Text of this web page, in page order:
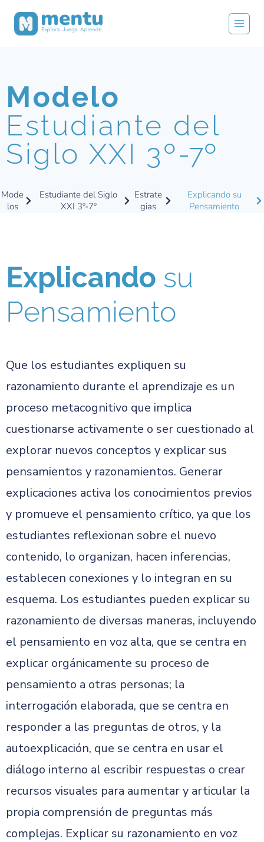
Modelo
Estudiante del
Siglo XXI 3º-7º
Mode
los
Estudiante del Siglo
XXI 3º-7º
Estrate
gias
Explicando su
Pensamiento
Explicando su
Pensamiento
Que los estudiantes expliquen su
razonamiento durante el aprendizaje es un
proceso metacognitivo que implica
cuestionarse activamente o ser cuestionado al
explorar nuevos conceptos y explicar sus
pensamientos y razonamientos. Generar
explicaciones activa los conocimientos previos
y promueve el pensamiento crítico, ya que los
estudiantes reflexionan sobre el nuevo
contenido, lo organizan, hacen inferencias,
establecen conexiones y lo integran en su
esquema. Los estudiantes pueden explicar su
razonamiento de diversas maneras, incluyendo
el pensamiento en voz alta, que se centra en
explicar orgánicamente su proceso de
pensamiento a otras personas; la
interrogación elaborada, que se centra en
responder a las preguntas de otros, y la
autoexplicación, que se centra en usar el
diálogo interno al escribir respuestas o crear
recursos visuales para aumentar y articular la
propia comprensión de preguntas más
complejas. Explicar su razonamiento en voz